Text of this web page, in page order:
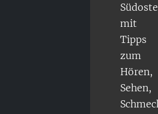
mit
Tipps
zum
Hören,
Sehen,